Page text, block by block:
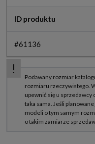
ID produktu
#61136